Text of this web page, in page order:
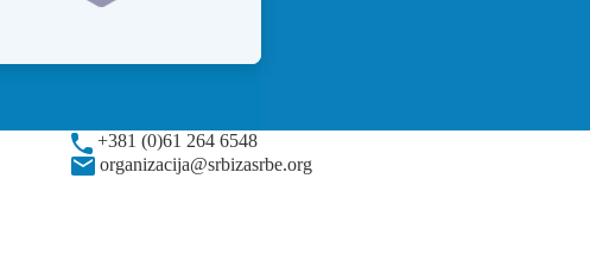
+381 (0)61 264 6548
organizacija@srbizasrbe.org